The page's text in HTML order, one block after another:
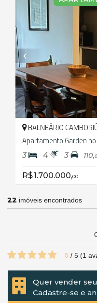
BALNEÁRIO
Apartamento Garden
3 4 3 110,0
R$ 1.700.000,00
22 imóveis encontrados
5 / 5 (1
Quer vender
Cadastre-se e